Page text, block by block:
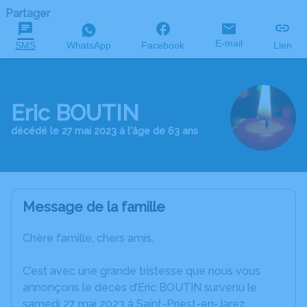
Partager
SMS WhatsApp Facebook E-mail Lien
Eric BOUTIN
décédé le 27 mai 2023 à l'âge de 63 ans
Message de la famille
Chère famille, chers amis,
C’est avec une grande tristesse que nous vous
annonçons le décès d’Eric BOUTIN survenu le
samedi 27 mai 2023 à Saint-Priest-en-Jarez.